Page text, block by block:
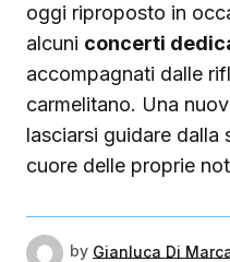
oggi riproposto in
alcuni concerti
accompagnati dalle
carmelitano. Una
lasciarsi guidare dalla
cuore delle proprie
by Gianluca Di